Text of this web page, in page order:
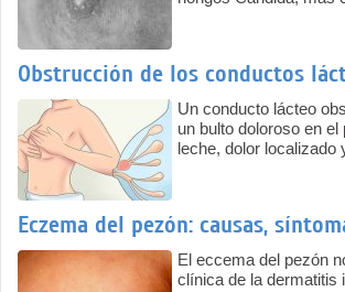
Obstrucción de los conductos
Un conducto lácteo
un bulto doloroso en
leche, dolor localizado
Eczema del pezón: causas,
El eccema del pezón
clínica de la dermatitis